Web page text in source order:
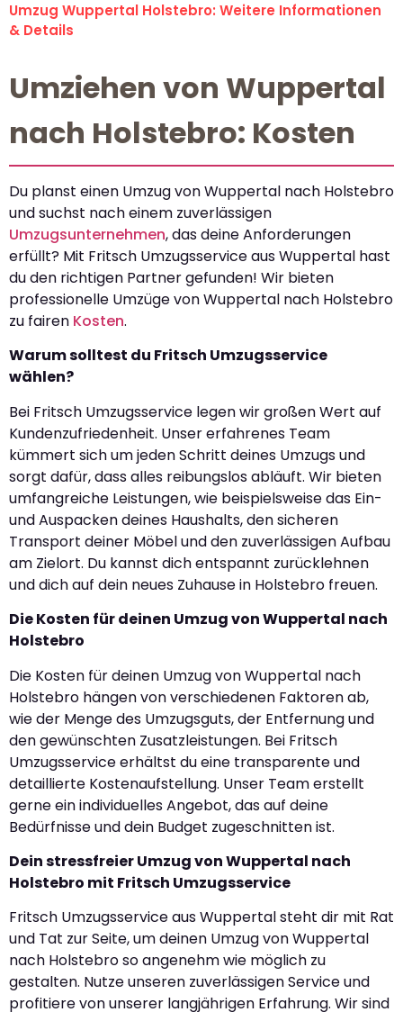
Umzug Wuppertal Holstebro: Weitere Informationen
& Details
Umziehen von Wuppertal
nach Holstebro: Kosten
Du planst einen Umzug von Wuppertal nach Holstebro
und suchst nach einem zuverlässigen
Umzugsunternehmen, das deine Anforderungen
erfüllt? Mit Fritsch Umzugsservice aus Wuppertal hast
du den richtigen Partner gefunden! Wir bieten
professionelle Umzüge von Wuppertal nach Holstebro
zu fairen Kosten.
Warum solltest du Fritsch Umzugsservice
wählen?
Bei Fritsch Umzugsservice legen wir großen Wert auf
Kundenzufriedenheit. Unser erfahrenes Team
kümmert sich um jeden Schritt deines Umzugs und
sorgt dafür, dass alles reibungslos abläuft. Wir bieten
umfangreiche Leistungen, wie beispielsweise das Ein-
und Auspacken deines Haushalts, den sicheren
Transport deiner Möbel und den zuverlässigen Aufbau
am Zielort. Du kannst dich entspannt zurücklehnen
und dich auf dein neues Zuhause in Holstebro freuen.
Die Kosten für deinen Umzug von Wuppertal nach
Holstebro
Die Kosten für deinen Umzug von Wuppertal nach
Holstebro hängen von verschiedenen Faktoren ab,
wie der Menge des Umzugsguts, der Entfernung und
den gewünschten Zusatzleistungen. Bei Fritsch
Umzugsservice erhältst du eine transparente und
detaillierte Kostenaufstellung. Unser Team erstellt
gerne ein individuelles Angebot, das auf deine
Bedürfnisse und dein Budget zugeschnitten ist.
Dein stressfreier Umzug von Wuppertal nach
Holstebro mit Fritsch Umzugsservice
Fritsch Umzugsservice aus Wuppertal steht dir mit Rat
und Tat zur Seite, um deinen Umzug von Wuppertal
nach Holstebro so angenehm wie möglich zu
gestalten. Nutze unseren zuverlässigen Service und
profitiere von unserer langjährigen Erfahrung. Wir sind